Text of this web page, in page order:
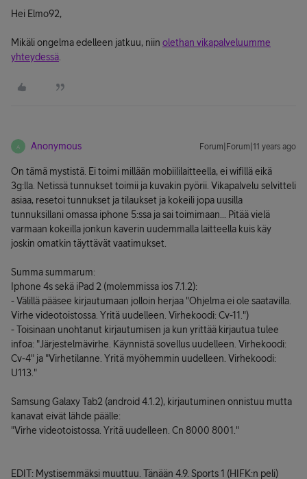
Hei Elmo92,
Mikäli ongelma edelleen jatkuu, niin olethan vikapalveluumme
yhteydessä
A Anonymous Forum|Forum|11 years ago
On tämä mystistä. Ei toimi millään mobiililaitteella, ei wifillä eikä
3g:lla. Netissä tunnukset toimii ja kuvakin pyörii. Vikapalvelu selvitteli
asiaa, resetoi tunnukset ja tilaukset ja kokeili jopa uusilla
tunnuksillani omassa iphone 5:ssa ja sai toimimaan... Pitää vielä
varmaan kokeilla jonkun kaverin uudemmalla laitteella kuis käy
joskin omatkin täyttävät vaatimukset.
Summa summarum:
Iphone 4s sekä iPad 2 (molemmissa ios 7.1.2):
- Välillä pääsee kirjautumaan jolloin herjaa "Ohjelma ei ole saatavilla.
Virhe videotoistossa. Yritä uudelleen. Virhekoodi: Cv-11.")
- Toisinaan unohtanut kirjautumisen ja kun yrittää kirjautua tulee
infoa: "Järjestelmävirhe. Käynnistä sovellus uudelleen. Virhekoodi:
Cv-4" ja "Virhetilanne. Yritä myöhemmin uudelleen. Virhekoodi:
U113."
Samsung Galaxy Tab2 (android 4.1.2), kirjautuminen onnistuu mutta
kanavat eivät lähde päälle:
"Virhe videotoistossa. Yritä uudelleen. Cn 8000 8001."
EDIT: Mystisemmäksi muuttuu. Tänään 4.9. Sports 1 (HIFK:n peli)